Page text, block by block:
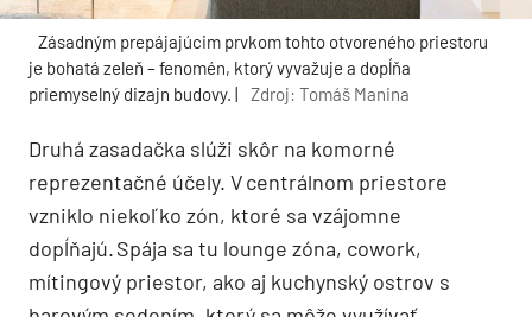
Zásadným prepájajúcim prvkom tohto otvoreného priestoru
je bohatá zeleň – fenomén, ktorý vyvažuje a dopĺňa
priemyselný dizajn budovy. |
Zdroj: Tomáš Manina
Druhá zasadačka slúži skôr na komorné
reprezentačné účely. V centrálnom priestore
vzniklo niekoľko zón, ktoré sa vzájomne
dopĺňajú. Spája sa tu lounge zóna, cowork,
mítingový priestor, ako aj kuchynský ostrov s